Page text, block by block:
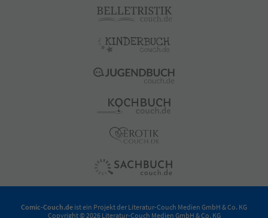
Comic-Couch.de ist ein Projekt der Literatur-Couch Medien GmbH & Co. KG
Copyright © 2026 Literatur-Couch Medien GmbH & Co. KG